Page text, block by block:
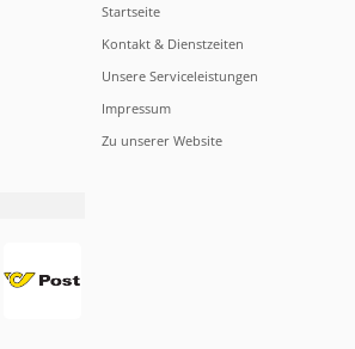
Startseite
Kontakt & Dienstzeiten
Unsere Serviceleistungen
Impressum
Zu unserer Website